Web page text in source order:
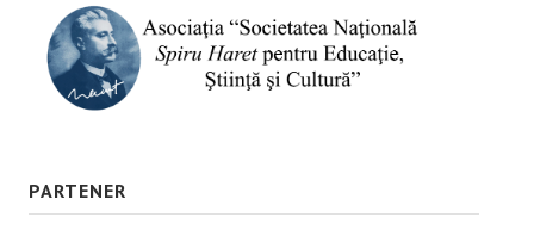
PARTENER